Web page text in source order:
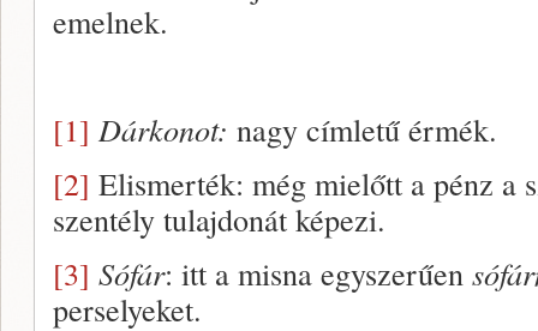
emelnek.
[1] Dárkonot: nagy címletű érmék.
[2] Elismerték: még mielőtt a pénz a
szentély tulajdonát képezi.
[3] Sófár: itt a misna egyszerűen
perselyeket.